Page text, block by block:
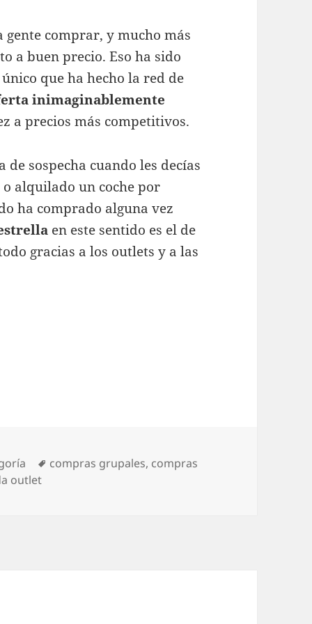
gente comprar, y mucho más
a buen precio. Eso ha sido
que ha hecho la red de
inimaginablemente
a precios más competitivos.
de sospecha cuando les decías
alquilado un coche por
ha comprado alguna vez
en este sentido es el de
gracias a los outlets y a las
Etiquetas
compras grupales, compras
outlet